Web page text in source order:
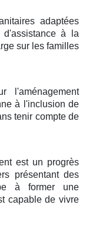
adaptées
à la
sur les familles
l'aménagement
à l'inclusion de
tenir compte de
est un progrès
présentant des
à former une
capable de vivre